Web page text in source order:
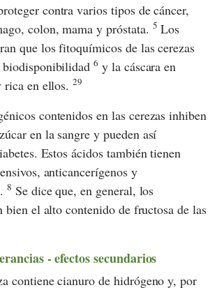
contra varios tipos de cáncer,
colon, mama y próstata. 5 Los
que los fitoquímicos de las cerezas
biodisponibilidad6 y la cáscara en
rica en ellos.29
contenidos en las cerezas inhiben
en la sangre y pueden así
Estos ácidos también tienen
anticancerígenos y
8 Se dice que, en general, los
bien el alto contenido de fructosa de las
- efectos secundarios
contiene cianuro de hidrógeno y, por